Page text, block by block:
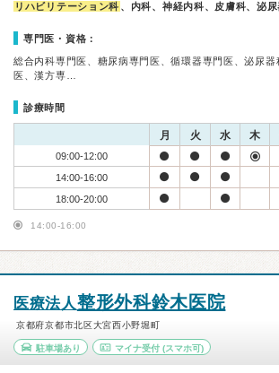
リハビリテーション科 、内科、神経内科、皮膚科、泌
専門医・資格：
総合内科専門医、糖尿病専門医、循環器専門医、泌尿器
医、漢方専…
診療時間
月 火 水 木
09:00-12:00
14:00-16:00
18:00-20:00
14:00-16:00
医療法人整形外科鈴木医院
京都府京都市北区大宮西小野堀町
駐車場あり マイナ受付(スマホ可)